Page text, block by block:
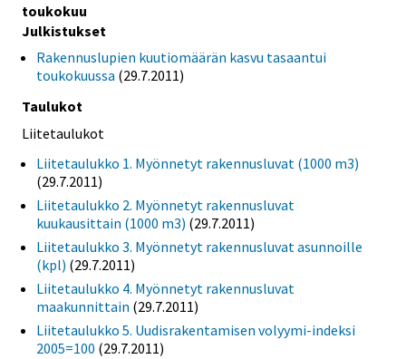
toukokuu
Julkistukset
Rakennuslupien kuutiomäärän kasvu tasaantui
toukokuussa (29.7.2011)
Taulukot
Liitetaulukot
Liitetaulukko 1. Myönnetyt rakennusluvat (1000 m3)
(29.7.2011)
Liitetaulukko 2. Myönnetyt rakennusluvat
kuukausittain (1000 m3) (29.7.2011)
Liitetaulukko 3. Myönnetyt rakennusluvat asunnoille
(kpl) (29.7.2011)
Liitetaulukko 4. Myönnetyt rakennusluvat
maakunnittain (29.7.2011)
Liitetaulukko 5. Uudisrakentamisen volyymi-indeksi
2005=100 (29.7.2011)